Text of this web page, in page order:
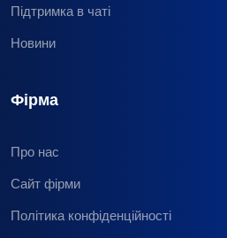
Підтримка в чаті
Новини
Фірма
Про нас
Сайт фірми
Політика конфіденційності